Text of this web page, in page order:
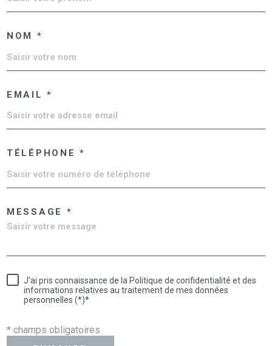
NOM *
EMAIL *
TÉLÉPHONE *
MESSAGE *
J'ai pris connaissance de la Politique de confidentialité et des
informations relatives au traitement de mes données
personnelles (*)*
* champs obligatoires